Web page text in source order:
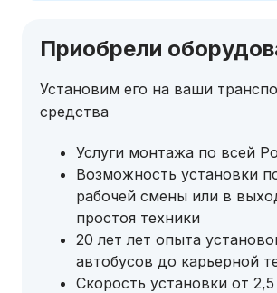
Приобрели
Установим его на ваши
средства
Услуги монтажа по всей
Возможность установки
рабочей смены или в
простоя техники
20 лет лет опыта
автобусов до карьерной
Скорость установки от